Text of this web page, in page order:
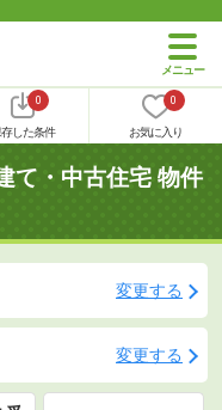
0
した条件
0
お気に入り
て・中古住宅 物件
変更する
変更する